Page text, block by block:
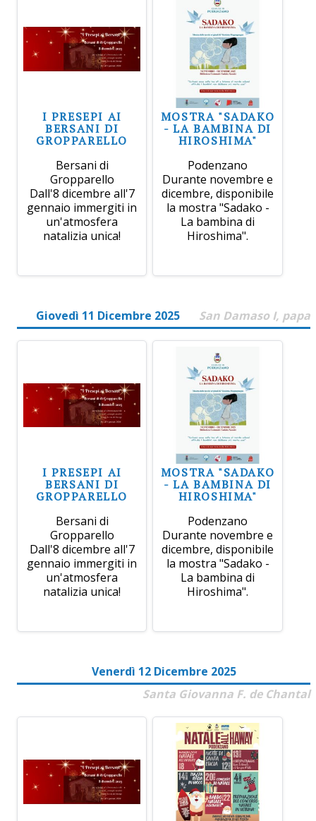
I PRESEPI AI
BERSANI DI
GROPPARELLO
Bersani di
Gropparello
Dall'8 dicembre all'7
gennaio immergiti in
un'atmosfera
natalizia unica!
MOSTRA "SADAKO
- LA BAMBINA DI
HIROSHIMA"
Podenzano
Durante novembre e
dicembre, disponibile
la mostra "Sadako -
La bambina di
Hiroshima".
Giovedì 11 Dicembre 2025 San Damaso I, papa
I PRESEPI AI
BERSANI DI
GROPPARELLO
Bersani di
Gropparello
Dall'8 dicembre all'7
gennaio immergiti in
un'atmosfera
natalizia unica!
MOSTRA "SADAKO
- LA BAMBINA DI
HIROSHIMA"
Podenzano
Durante novembre e
dicembre, disponibile
la mostra "Sadako -
La bambina di
Hiroshima".
Venerdì 12 Dicembre 2025
Santa Giovanna F. de Chantal